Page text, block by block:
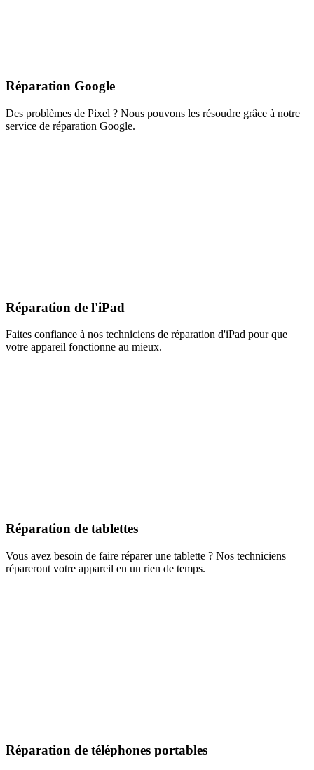
Réparation Google
Des problèmes de Pixel ? Nous pouvons les résoudre grâce à notre
service de réparation Google.
Réparation de l'iPad
Faites confiance à nos techniciens de réparation d'iPad pour que
votre appareil fonctionne au mieux.
Réparation de tablettes
Vous avez besoin de faire réparer une tablette ? Nos techniciens
répareront votre appareil en un rien de temps.
Réparation de téléphones portables